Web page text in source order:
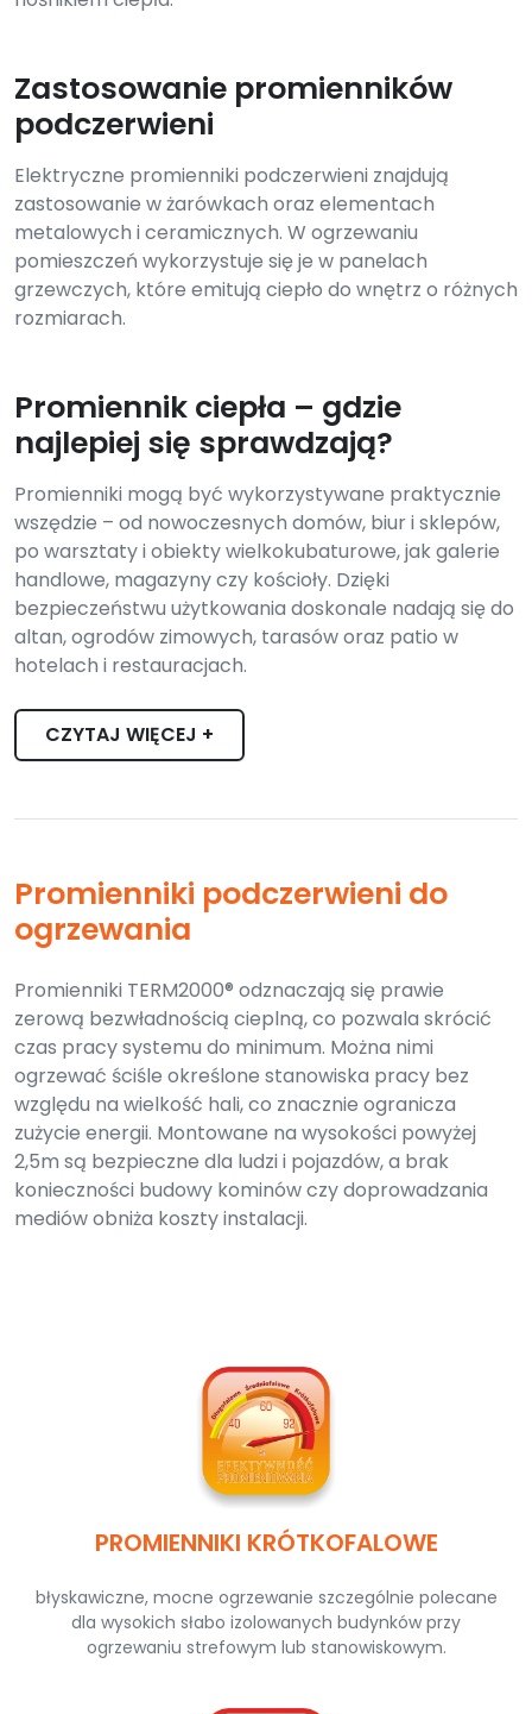
Zastosowanie promienników
podczerwieni
Elektryczne promienniki podczerwieni znajdują
zastosowanie w żarówkach oraz elementach
metalowych i ceramicznych. W ogrzewaniu
pomieszczeń wykorzystuje się je w panelach
grzewczych, które emitują ciepło do wnętrz o różnych
rozmiarach.
Promiennik ciepła – gdzie
najlepiej się sprawdzają?
Promienniki mogą być wykorzystywane praktycznie
wszędzie – od nowoczesnych domów, biur i sklepów,
po warsztaty i obiekty wielkokubaturowe, jak galerie
handlowe, magazyny czy kościoły. Dzięki
bezpieczeństwu użytkowania doskonale nadają się do
altan, ogrodów zimowych, tarasów oraz patio w
hotelach i restauracjach.
CZYTAJ WIĘCEJ +
Promienniki podczerwieni do
ogrzewania
Promienniki TERM2000® odznaczają się prawie
zerową bezwładnością cieplną, co pozwala skrócić
czas pracy systemu do minimum. Można nimi
ogrzewać ściśle określone stanowiska pracy bez
względu na wielkość hali, co znacznie ogranicza
zużycie energii. Montowane na wysokości powyżej
2,5m są bezpieczne dla ludzi i pojazdów, a brak
konieczności budowy kominów czy doprowadzania
mediów obniża koszty instalacji.
PROMIENNIKI KRÓTKOFALOWE
błyskawiczne, mocne ogrzewanie szczególnie polecane
dla wysokich słabo izolowanych budynków przy
ogrzewaniu strefowym lub stanowiskowym.